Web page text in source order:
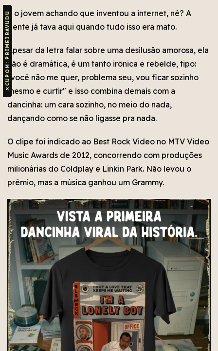
E o jovem achando que inventou a internet, né? A
gente já tava aqui quando tudo isso era mato.
Apesar da letra falar sobre uma desilusão amorosa, ela
não é dramática, é um tanto irônica e rebelde, tipo:
"você não me quer, problema seu, vou ficar sozinho
mesmo e curtir" e isso combina demais com a
dancinha: um cara sozinho, no meio do nada,
dançando como se não ligasse pra nada.
O clipe foi indicado ao Best Rock Video no MTV Video
Music Awards de 2012, concorrendo com produções
milionárias do Coldplay e Linkin Park. Não levou o
prêmio, mas a música ganhou um Grammy.
✕
CUPOM: PRIMEIRAVUDU